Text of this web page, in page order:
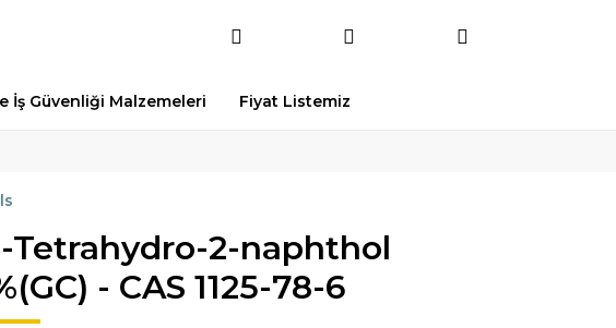
İş Güvenliği Malzemeleri Fiyat Listemiz
Tetrahydro-2-naphthol
- CAS 1125-78-6